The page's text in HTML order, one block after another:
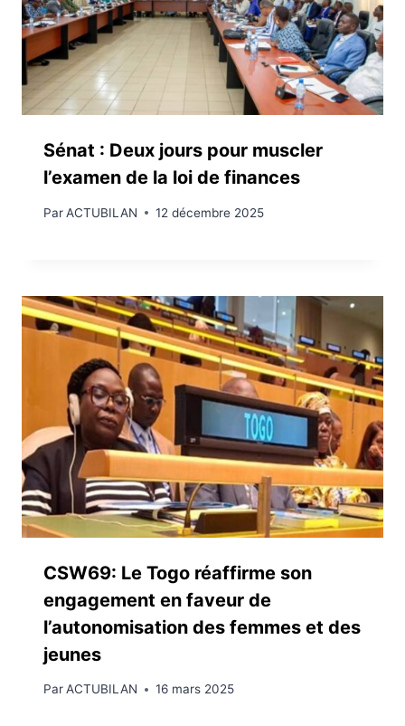
Sénat : Deux jours pour muscler
l’examen de la loi de finances
ParACTUBILAN 12 décembre 2025
CSW69: Le Togo réaffirme son
engagement en faveur de
l’autonomisation des femmes et des
jeunes
ParACTUBILAN 16 mars 2025